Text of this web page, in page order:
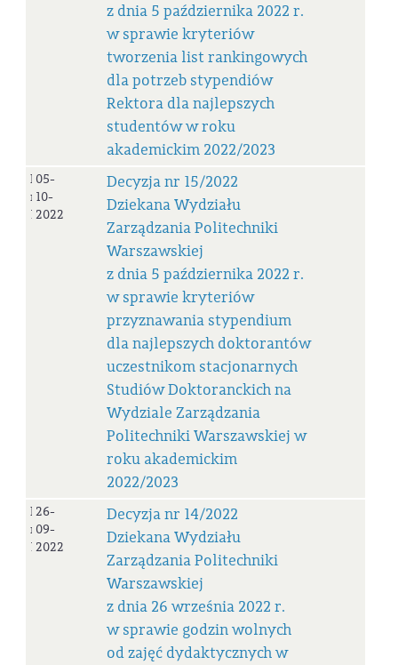
z dnia 5 października 2022 r.
w sprawie kryteriów
tworzenia list rankingowych
dla potrzeb stypendiów
Rektora dla najlepszych
studentów w roku
akademickim 2022/2023
Decyzja
nr
15/2022
05-
10-
2022
Decyzja nr 15/2022
Dziekana Wydziału
Zarządzania Politechniki
Warszawskiej
z dnia 5 października 2022 r.
w sprawie kryteriów
przyznawania stypendium
dla najlepszych doktorantów
uczestnikom stacjonarnych
Studiów Doktoranckich na
Wydziale Zarządzania
Politechniki Warszawskiej w
roku akademickim
2022/2023
Decyzja
nr
14/2022
26-
09-
2022
Decyzja nr 14/2022
Dziekana Wydziału
Zarządzania Politechniki
Warszawskiej
z dnia 26 września 2022 r.
w sprawie godzin wolnych
od zajęć dydaktycznych w